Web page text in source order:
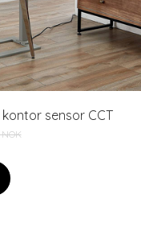
sensor CCT